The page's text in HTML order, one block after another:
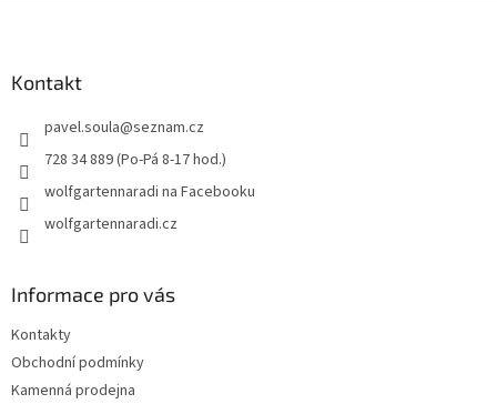
Kontakt
pavel.soula@seznam.cz
728 34 889 (Po-Pá 8-17 hod.)
wolfgartennaradi na Facebooku
wolfgartennaradi.cz
Informace pro vás
Kontakty
Obchodní podmínky
Kamenná prodejna